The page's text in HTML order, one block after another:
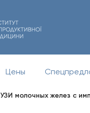
Цены
УЗИ молочных желез с